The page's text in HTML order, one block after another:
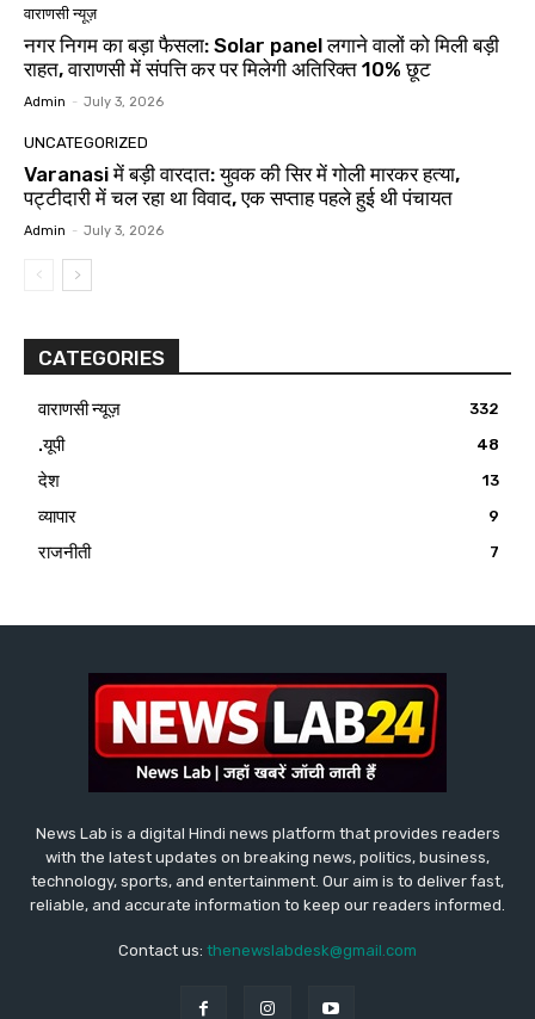
वाराणसी न्यूज़
नगर निगम का बड़ा फैसला: Solar panel लगाने वालों को मिली बड़ी
राहत, वाराणसी में संपत्ति कर पर मिलेगी अतिरिक्त 10% छूट
Admin - July 3, 2026
UNCATEGORIZED
Varanasi में बड़ी वारदात: युवक की सिर में गोली मारकर हत्या,
पट्टीदारी में चल रहा था विवाद, एक सप्ताह पहले हुई थी पंचायत
Admin - July 3, 2026
CATEGORIES
वाराणसी न्यूज़ 332
.यूपी 48
देश 13
व्यापार 9
राजनीती 7
News Lab is a digital Hindi news platform that provides readers
with the latest updates on breaking news, politics, business,
technology, sports, and entertainment. Our aim is to deliver fast,
reliable, and accurate information to keep our readers informed.
Contact us: thenewslabdesk@gmail.com